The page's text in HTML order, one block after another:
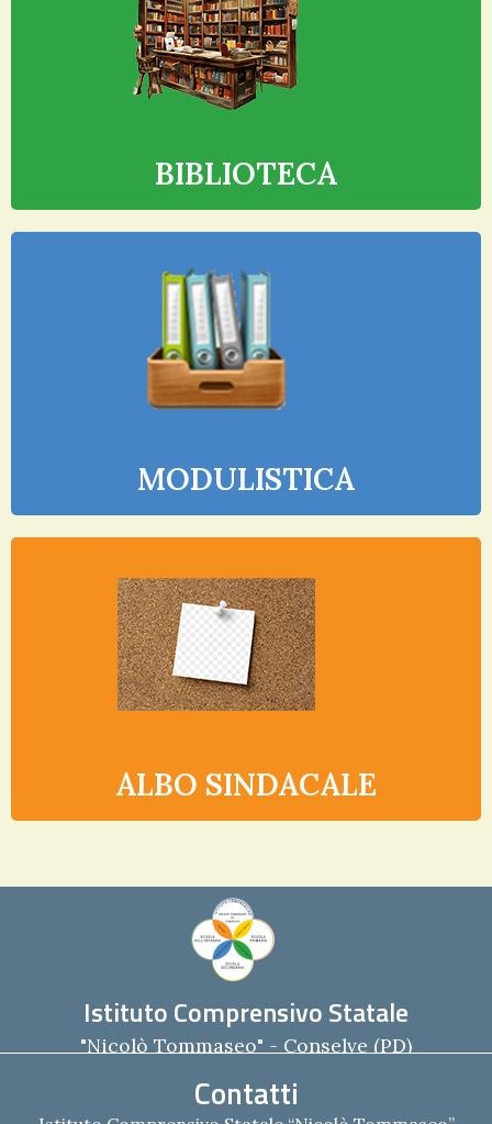
BIBLIOTECA
MODULISTICA
ALBO SINDACALE
Istituto Comprensivo Statale
"Nicolò Tommaseo" - Conselve (PD)
Contatti